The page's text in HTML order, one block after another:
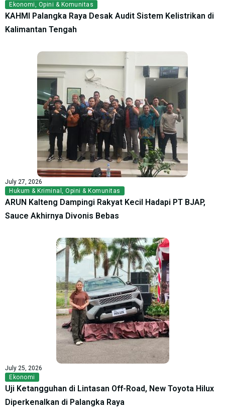
Ekonomi, Opini & Komunitas
KAHMI Palangka Raya Desak Audit Sistem Kelistrikan di
Kalimantan Tengah
July 27, 2026
Hukum & Kriminal , Opini & Komunitas
ARUN Kalteng Dampingi Rakyat Kecil Hadapi PT BJAP,
Sauce Akhirnya Divonis Bebas
July 25, 2026
Ekonomi
Uji Ketangguhan di Lintasan Off-Road, New Toyota Hilux
Diperkenalkan di Palangka Raya